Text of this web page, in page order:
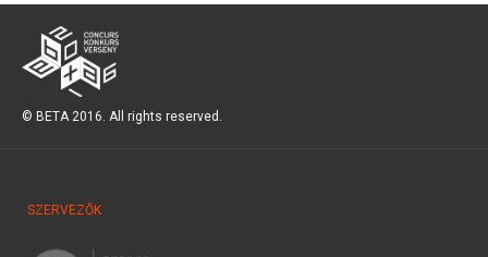
© BETA 2016. All rights reserved.
SZERVEZŐK